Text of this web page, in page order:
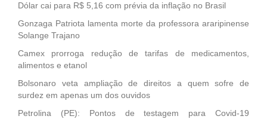
Dólar cai para R$ 5,16 com prévia da inflação no Brasil
Gonzaga Patriota lamenta morte da professora araripinense
Solange Trajano
Camex prorroga redução de tarifas de medicamentos,
alimentos e etanol
Bolsonaro veta ampliação de direitos a quem sofre de
surdez em apenas um dos ouvidos
Petrolina (PE): Pontos de testagem para Covid-19